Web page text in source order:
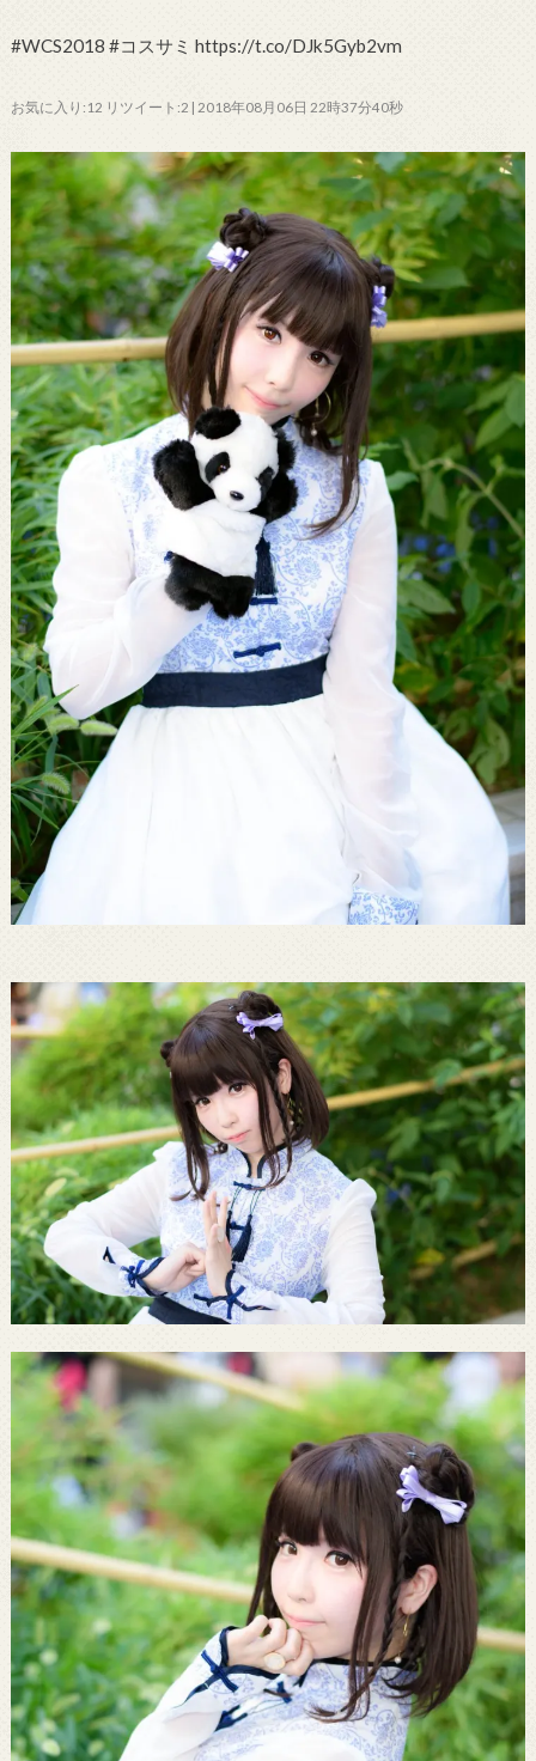
#WCS2018 #コスサミ https://t.co/DJk5Gyb2vm
お気に入り:12 リツイート:2 | 2018年08月06日 22時37分40秒